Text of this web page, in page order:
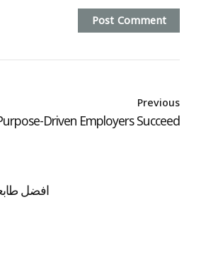
Post Comment
Previous
Driven Employers Succeed
افضل